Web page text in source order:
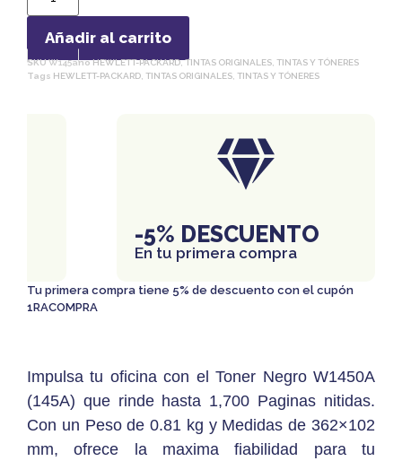
Impulsa tu oficina con el Toner Negro W1450A
(145A) que rinde hasta 1,700 Paginas nitidas.
Con un Peso de 0.81 kg y Medidas de 362×102
mm, ofrece la maxima fiabilidad para tu
Añadir al carrito
SKUW145anoHEWLETT-PACKARD,TINTAS ORIGINALES, TINTAS Y TÓNERES
Tags HEWLETT-PACKARD, TINTAS ORIGINALES, TINTAS Y TÓNERES
-5% DESCUENTO
En tu primera compra
Tu primera compra tiene 5% de descuento con el cupón
1RACOMPRA